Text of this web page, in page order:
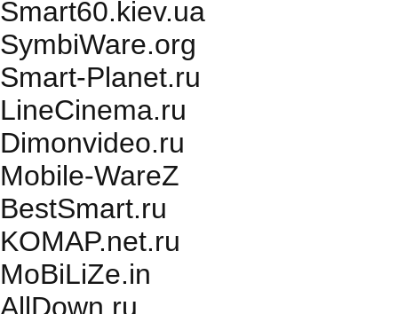
Smart60.kiev.ua
SymbiWare.org
Smart-Planet.ru
LineCinema.ru
Dimonvideo.ru
Mobile-WareZ
BestSmart.ru
KOMAP.net.ru
MoBiLiZe.in
AllDown.ru